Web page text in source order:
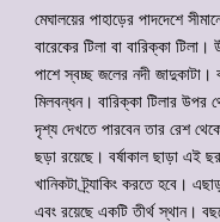
মেঘালয়ের পাহাড়ের পাদদেশে
বারেকের টিলা বা বারিক্কা
পাশে স্বচ্ছ জলের নদী জাদুকাটা।
মিলবন্ধন। বারিক্কা টিলার উপর
দৃশ্য দেখতে পারবেন তার রেশ থেকে
ছড়া রয়েছে। বর্ষাকাল ছাড়া এই
খানিকটা ট্র্যাকিং করতে হবে।
এবং রয়েছে একটি তীর্থ স্থান।